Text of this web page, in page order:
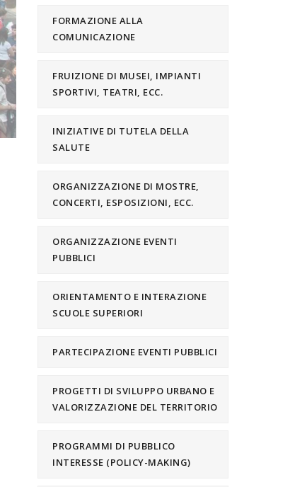
FORMAZIONE ALLA
COMUNICAZIONE
FRUIZIONE DI MUSEI, IMPIANTI
SPORTIVI, TEATRI, ECC.
INIZIATIVE DI TUTELA DELLA
SALUTE
ORGANIZZAZIONE DI MOSTRE,
CONCERTI, ESPOSIZIONI, ECC.
ORGANIZZAZIONE EVENTI
PUBBLICI
ORIENTAMENTO E INTERAZIONE
SCUOLE SUPERIORI
PARTECIPAZIONE EVENTI PUBBLICI
PROGETTI DI SVILUPPO URBANO E
VALORIZZAZIONE DEL TERRITORIO
PROGRAMMI DI PUBBLICO
INTERESSE (POLICY-MAKING)